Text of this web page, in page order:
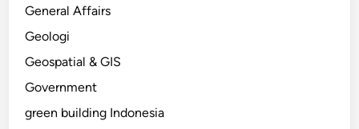
General Affairs
Geologi
Geospatial & GIS
Government
green building Indonesia